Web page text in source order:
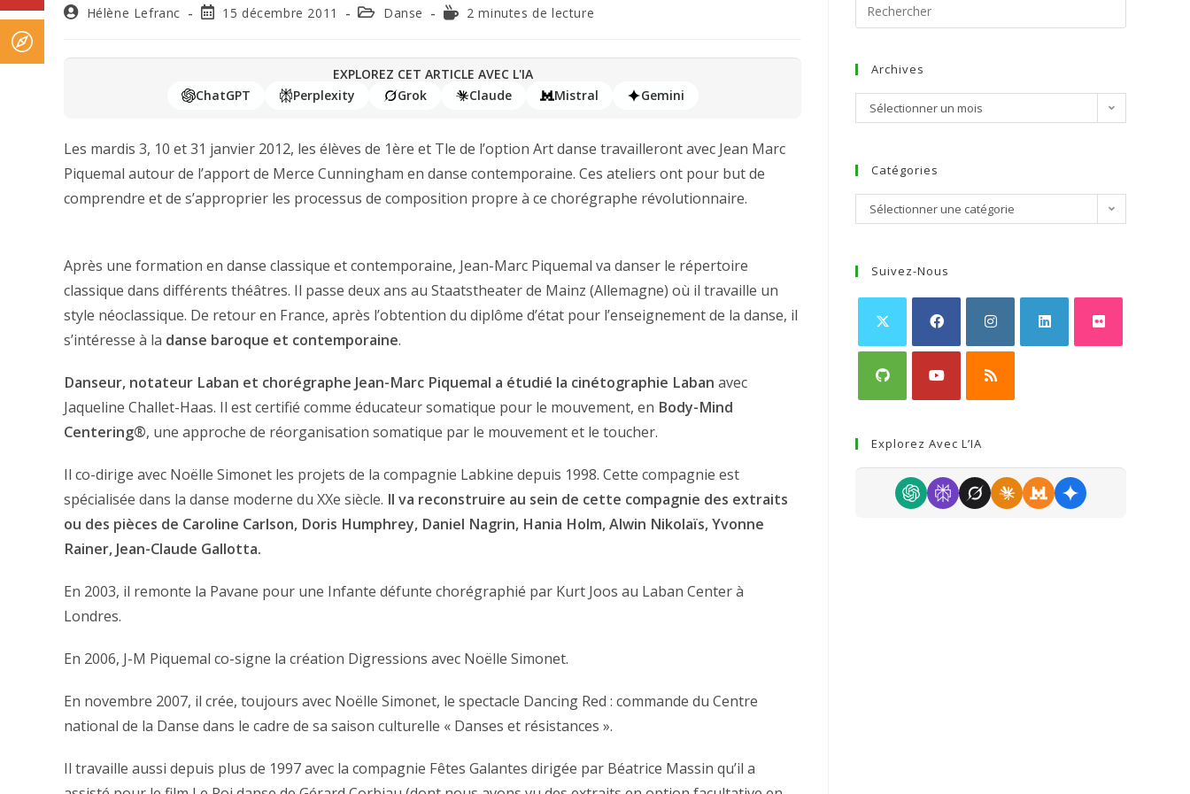
Hélène Lefranc 15 décembre 2011 Danse 2 minutes de lecture
EXPLOREZ CET ARTICLE AVEC L'IA
ChatGPT
Perplexity Grok Claude Mistral Gemini
Les mardis 3, 10 et 31 janvier 2012, les élèves de 1ère et Tle de l’option Art danse travailleront avec Jean Marc
Piquemal autour de l’apport de Merce Cunningham en danse contemporaine. Ces ateliers ont pour but de
comprendre et de s’approprier les processus de composition propre à ce chorégraphe révolutionnaire.
Après une formation en danse classique et contemporaine, Jean-Marc Piquemal va danser le répertoire
classique dans différents théâtres. Il passe deux ans au Staatstheater de Mainz (Allemagne) où il travaille un
style néoclassique. De retour en France, après l’obtention du diplôme d’état pour l’enseignement de la danse, il
s’intéresse à la danse baroque et contemporaine.
Danseur, notateur Laban et chorégraphe Jean-Marc Piquemal a étudié la cinétographie Laban avec
Jaqueline Challet-Haas. Il est certifié comme éducateur somatique pour le mouvement, en Body-Mind
Centering®, une approche de réorganisation somatique par le mouvement et le toucher.
Il co-dirige avec Noëlle Simonet les projets de la compagnie Labkine depuis 1998. Cette compagnie est
spécialisée dans la danse moderne du XXe siècle. Il va reconstruire au sein de cette compagnie des extraits
ou des pièces de Caroline Carlson, Doris Humphrey, Daniel Nagrin, Hania Holm, Alwin Nikolaïs, Yvonne
Rainer, Jean-Claude Gallotta.
En 2003, il remonte la Pavane pour une Infante défunte chorégraphié par Kurt Joos au Laban Center à
Londres.
En 2006, J-M Piquemal co-signe la création Digressions avec Noëlle Simonet.
En novembre 2007, il crée, toujours avec Noëlle Simonet, le spectacle Dancing Red : commande du Centre
national de la Danse dans le cadre de sa saison culturelle « Danses et résistances ».
Il travaille aussi depuis plus de 1997 avec la compagnie Fêtes Galantes dirigée par Béatrice Massin qu’il a
Archives
Sélectionner un mois
Catégories
Sélectionner une catégorie
Suivez-Nous
Explorez Avec L’IA